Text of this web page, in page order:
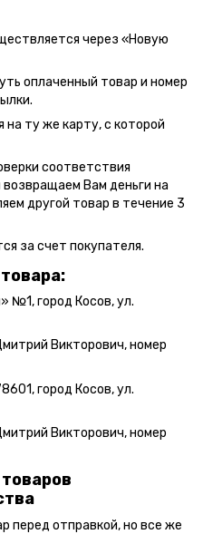
через «Новую
оплаченный товар и номер
на ту же карту, с которой
соответствия
Вам деньги на
другой товар в течение 3
за счет покупателя.
№1, город Косов,ул.
Викторович, номер
город Косов, ул.
Викторович, номер
перед отправкой, но все же